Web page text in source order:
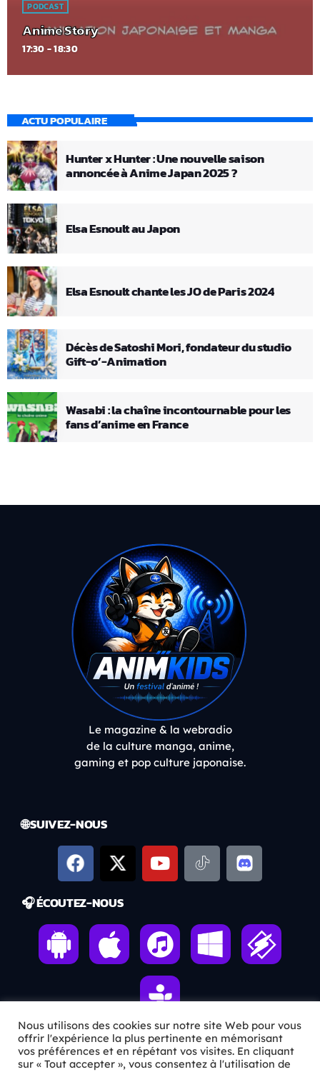
PODCAST
Anime Story
17:30 - 18:30
ACTU POPULAIRE
Hunter x Hunter : Une nouvelle saison
annoncée à Anime Japan 2025 ?
Elsa Esnoult au Japon
Elsa Esnoult chante les JO de Paris 2024
Décès de Satoshi Mori, fondateur du studio
Gift-o’-Animation
Wasabi : la chaîne incontournable pour les
fans d’anime en France
Le magazine & la webradio
de la culture manga, anime,
gaming et pop culture japonaise.
🌐 SUIVEZ-NOUS
🎧 ÉCOUTEZ-NOUS
ℹ️ INFOS PRATIQUES
Nous utilisons des cookies sur notre site Web pour vous
offrir l'expérience la plus pertinente en mémorisant
vos préférences et en répétant vos visites. En cliquant
sur « Tout accepter », vous consentez à l'utilisation de